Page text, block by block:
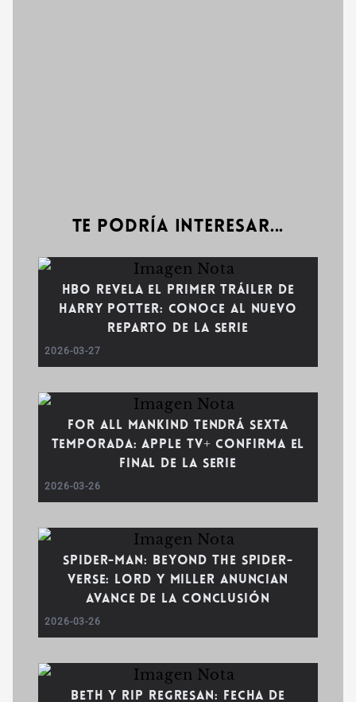
Te podría interesar...
HBO revela el primer tráiler de
Harry Potter: Conoce al nuevo
reparto de la serie
2026-03-27
For All Mankind tendrá sexta
temporada: Apple TV+ confirma el
final de la serie
2026-03-26
Spider-Man: Beyond the Spider-
Verse: Lord y Miller anuncian
avance de la conclusión
2026-03-26
Beth y Rip regresan: Fecha de